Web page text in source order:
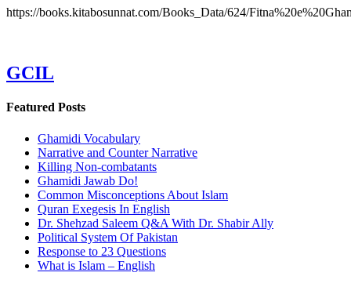
https://books.kitabosunnat.com/Books_Data/624/
GCIL
Featured Posts
Ghamidi Vocabulary
Narrative and Counter Narrative
Killing Non-combatants
Ghamidi Jawab Do!
Common Misconceptions About Islam
Quran Exegesis In English
Dr. Shehzad Saleem Q&A With Dr. Shabir Ally
Political System Of Pakistan
Response to 23 Questions
What is Islam – English